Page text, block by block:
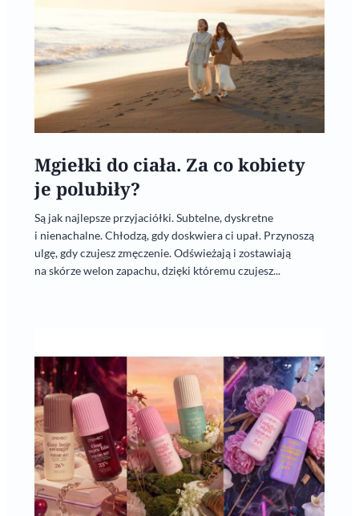
Mgiełki do ciała. Za co kobiety
je polubiły?
Są jak najlepsze przyjaciółki. Subtelne, dyskretne
i nienachalne. Chłodzą, gdy doskwiera ci upał. Przynoszą
ulgę, gdy czujesz zmęczenie. Odświeżają i zostawiają
na skórze welon zapachu, dzięki któremu czujesz...